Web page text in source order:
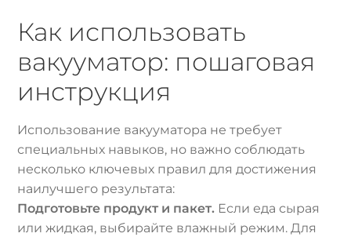
Как использовать
вакууматор: пошаговая
инструкция
Использование вакууматора не требует
специальных навыков, но важно соблюдать
несколько ключевых правил для достижения
наилучшего результата:
Подготовьте продукт и пакет. Если еда сырая
или жидкая, выбирайте влажный режим. Для